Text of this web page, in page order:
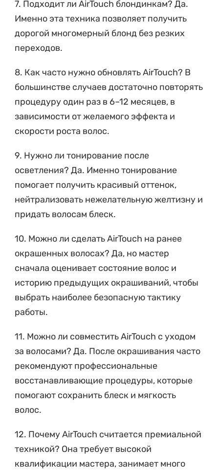
Именно эта техника позволяет получить
дорогой многомерный блонд без резких
переходов.
большинстве случаев достаточно повторять
процедуру один раз в 6–12 месяцев, в
зависимости от желаемого эффекта и
скорости роста волос.
осветления? Да. Именно тонирование
помогает получить красивый оттенок,
нейтрализовать нежелательную желтизну и
придать волосам блеск.
окрашенных волосах? Да, но мастер
сначала оценивает состояние волос и
историю предыдущих окрашиваний, чтобы
выбрать наиболее безопасную тактику
работы.
за волосами? Да. После окрашивания часто
рекомендуют профессиональные
восстанавливающие процедуры, которые
помогают сохранить блеск и мягкость
волос.
техникой? Она требует высокой
квалификации мастера, занимает много
времени и позволяет получить максимально